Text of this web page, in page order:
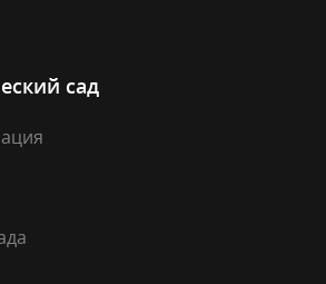
сад